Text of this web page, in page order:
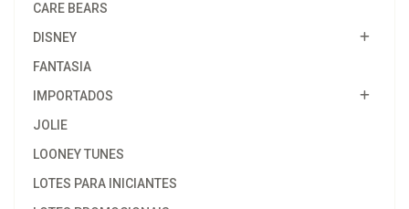
CARE BEARS
DISNEY
FANTASIA
IMPORTADOS
JOLIE
LOONEY TUNES
LOTES PARA INICIANTES